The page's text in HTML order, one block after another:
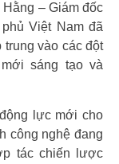
– Giám đốc
Việt Nam đã
trung vào các đột
sáng tạo và
lực mới cho
công nghệ đang
tác chiến lược